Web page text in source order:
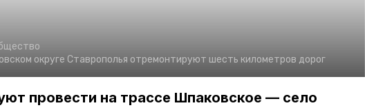
округе Ставрополья отремонтируют шесть километров дорог
провести на трассе Шпаковское — село